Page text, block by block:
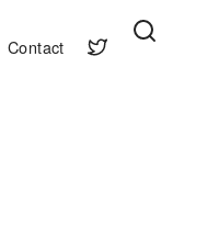
Contact